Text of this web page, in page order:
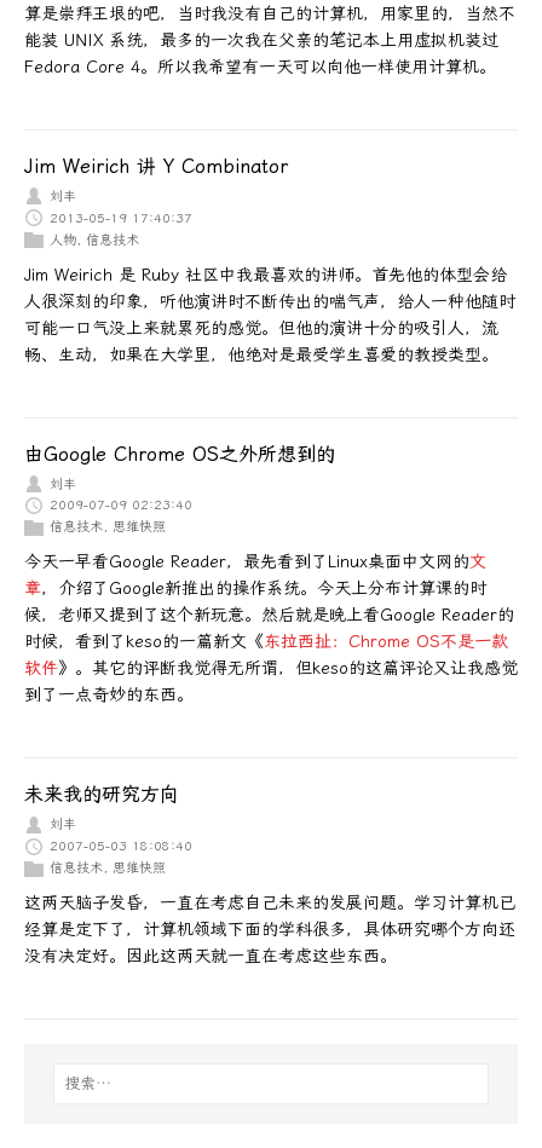
算是崇拜王垠的吧，当时我没有自己的计算机，用家里的，当然不
能装 UNIX 系统，最多的一次我在父亲的笔记本上用虚拟机装过
Fedora Core 4。所以我希望有一天可以向他一样使用计算机。
Jim Weirich 讲 Y Combinator
刘丰
2013-05-19 17:40:37
人物
信息技术
Jim Weirich 是 Ruby 社区中我最喜欢的讲师。首先他的体型会给
人很深刻的印象，听他演讲时不断传出的喘气声，给人一种他随时
可能一口气没上来就累死的感觉。但他的演讲十分的吸引人，流
畅、生动，如果在大学里，他绝对是最受学生喜爱的教授类型。
由Google Chrome OS之外所想到的
刘丰
2009-07-09 02:23:40
信息技术, 思维快照
今天一早看Google Reader，最先看到了Linux桌面中文网的文
章，介绍了Google新推出的操作系统。今天上分布计算课的时
候，老师又提到了这个新玩意。然后就是晚上看Google Reader的
时候，看到了keso的一篇新文《东拉西扯：Chrome OS不是一款
软件》。其它的评断我觉得无所谓，但keso的这篇评论又让我感觉
到了一点奇妙的东西。
未来我的研究方向
刘丰
2007-05-03 18:08:40
信息技术, 思维快照
这两天脑子发昏，一直在考虑自己未来的发展问题。学习计算机已
经算是定下了，计算机领域下面的学科很多，具体研究哪个方向还
没有决定好。因此这两天就一直在考虑这些东西。